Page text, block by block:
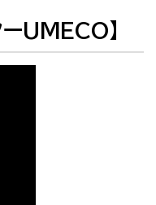
光課
政課
UMECO】